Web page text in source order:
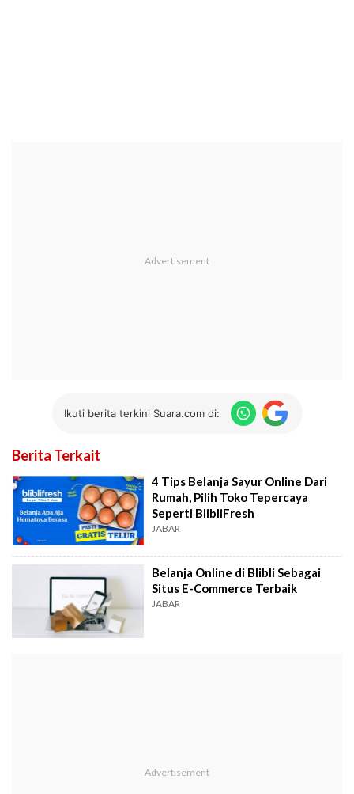
Ikuti berita terkini Suara.com di:
Berita Terkait
4 Tips Belanja Sayur Online Dari
Rumah, Pilih Toko Tepercaya
Seperti BlibliFresh
JABAR
Belanja Online di Blibli Sebagai
Situs E-Commerce Terbaik
JABAR